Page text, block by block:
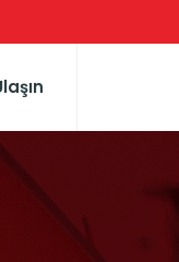
YERINDE INCELEDI